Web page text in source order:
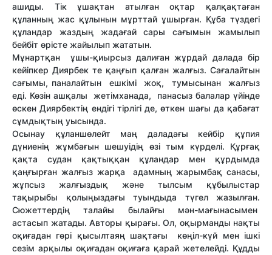
ашиды. Тік ұшақтан атылған оқтар қалқақтаған
құланның жас құлынын мұрттай ұшырған. Құба түздегі
құландар жаздың жадағай сары сағымын жамылып
бейбіт өрісте жайылып жататын.
Мұнартқан ұшы-қиырсыз далиған жұрдай далада бір
кейіпкер Диярбек те қаңғып қалған жалғыз. Сағалайтын
сағымы, паналайтын ешкімі жоқ, тумысынан жалғыз
еді. Көзін ашқалы жетімханада, панасыз балалар үйінде
өскен Диярбектің ендігі тірлігі де, өткен шағы да қабағат
сұмдықтың уысында.
Осынау құланшөлейт маң даладағы кейбір құпия
дүниенің жұмбағын шешуідің өзі тым күрделі. Құрғақ
қақта судан қақтыққан құландар мен құрдымда
қаңғырған жалғыз жарқа адамның жарымбақ санасы,
жұпсыз жалғыздық және тылсым құбылыстар
тақырыбы қолыңыздағы туындыда түгел жазылған.
Сюжеттердің талайы былайғы мән-мағынасымен
астасып жатады. Авторы қырағы. Ол, оқырманды нақты
оқиғадан гөрі қысылтаяң шақтағы көңіл-күй мен ішкі
сезім арқылы оқиғадан оқиғаға қарай жетелейді. Құдды